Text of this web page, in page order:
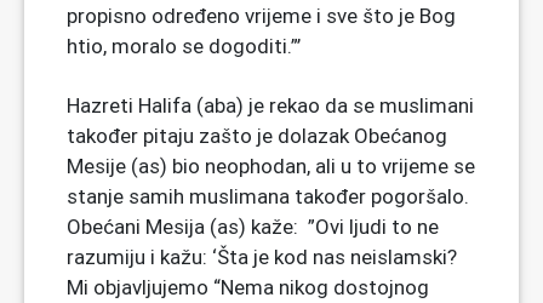
propisno određeno vrijeme i sve što je Bog
htio, moralo se dogoditi.”’
Hazreti Halifa (aba) je rekao da se muslimani
također pitaju zašto je dolazak Obećanog
Mesije (as) bio neophodan, ali u to vrijeme se
stanje samih muslimana također pogoršalo.
Obećani Mesija (as) kaže: ”Ovi ljudi to ne
razumiju i kažu: ‘Šta je kod nas neislamski?
Mi objavljujemo “Nema nikog dostojnog